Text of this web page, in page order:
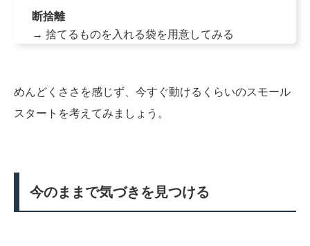
断捨離
→ 捨てるものを入れる袋を用意してみる
めんどくささを感じず、今すぐ動けるくらいのスモール
スタートを考えてみましょう。
今のままで気づきを見つける